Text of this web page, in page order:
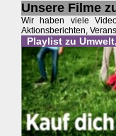
Unsere Filme
Wir haben viele
Aktionsberichten,
Playlist zu